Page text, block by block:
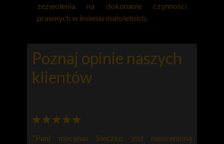
Poznaj opinie naszych
klientów
"Pani mecenas Sieczko jest nieocenioną
zezwolenia na dokonanie czynności
prawnych w imieniu małoletnich.